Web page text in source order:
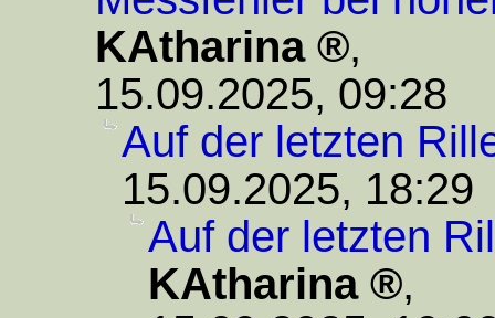
KAtharina
,
15.09.2025, 09:28
Auf der letzten
15.09.2025, 18:29
Auf der letzten
KAtharina
,